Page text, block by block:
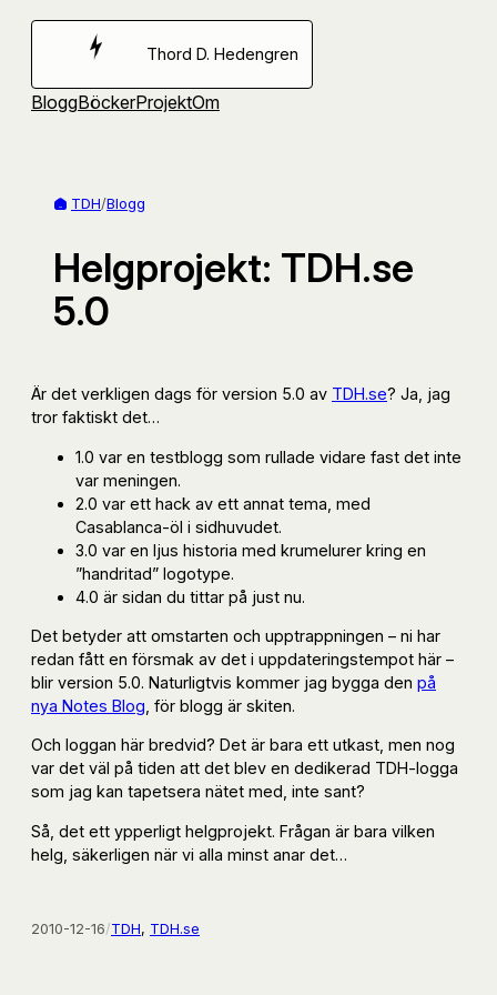
Hoppa
Thord D. Hedengren
BloggBöckerProjektOm
TDH/Blogg
Helgprojekt: TDH.se
5.0
Är det verkligen dags för version 5.0 av TDH.se? Ja, jag
tror faktiskt det…
1.0 var en testblogg som rullade vidare fast det inte
var meningen.
2.0 var ett hack av ett annat tema, med
Casablanca-öl i sidhuvudet.
3.0 var en ljus historia med krumelurer kring en
”handritad” logotype.
4.0 är sidan du tittar på just nu.
Det betyder att omstarten och upptrappningen – ni har
redan fått en försmak av det i uppdateringstempot här –
blir version 5.0. Naturligtvis kommer jag bygga den på
nya Notes Blog , för blogg är skiten.
Och loggan här bredvid? Det är bara ett utkast, men nog
var det väl på tiden att det blev en dedikerad TDH-logga
som jag kan tapetsera nätet med, inte sant?
Så, det ett ypperligt helgprojekt. Frågan är bara vilken
helg, säkerligen när vi alla minst anar det…
2010-12-16/TDH, TDH.se